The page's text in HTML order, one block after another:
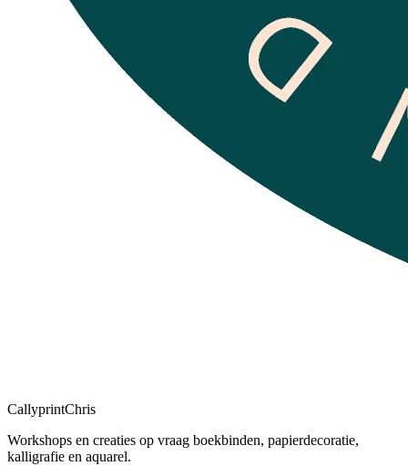
CallyprintChris
Workshops en creaties op vraag boekbinden, papierdecoratie,
kalligrafie en aquarel.